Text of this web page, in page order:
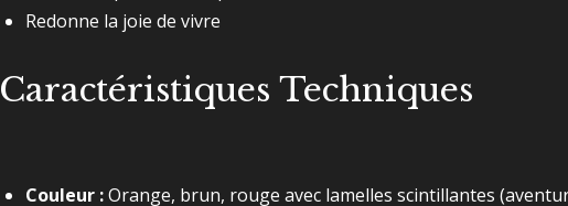
Redonne la joie de vivre
Caractéristiques Techniques
Couleur :Orange, brun, rouge avec lamelles scintillantes